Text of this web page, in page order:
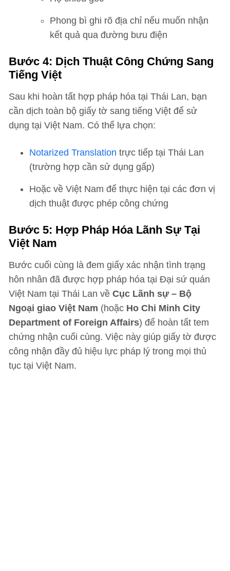
Phong bì ghi rõ địa chỉ nếu muốn nhận
kết quả qua đường bưu điện
Bước 4: Dịch Thuật Công Chứng Sang
Tiếng Việt
Sau khi hoàn tất hợp pháp hóa tại Thái Lan, bạn
cần dịch toàn bộ giấy tờ sang tiếng Việt để sử
dụng tại Việt Nam. Có thể lựa chọn:
Notarized Translation trực tiếp tại Thái Lan
(trường hợp cần sử dụng gấp)
Hoặc về Việt Nam để thực hiện tại các đơn vị
dịch thuật được phép công chứng
Bước 5: Hợp Pháp Hóa Lãnh Sự Tại
Việt Nam
Bước cuối cùng là đem giấy xác nhận tình trạng
hôn nhân đã được hợp pháp hóa tại Đại sứ quán
Việt Nam tại Thái Lan về Cục Lãnh sự – Bộ
Ngoại giao Việt Nam (hoặc Ho Chi Minh City
Department of Foreign Affairs) để hoàn tất tem
chứng nhận cuối cùng. Việc này giúp giấy tờ được
công nhận đầy đủ hiệu lực pháp lý trong mọi thủ
tục tại Việt Nam.